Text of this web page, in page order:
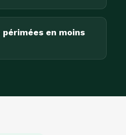
périmées en moins